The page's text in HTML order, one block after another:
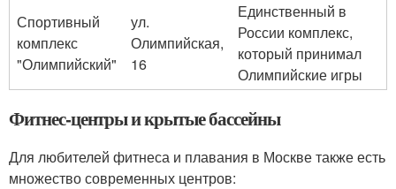
Спортивный
комплекс
"Олимпийский"
ул.
Олимпийская,
16
Единственный в
России комплекс,
который принимал
Олимпийские игры
Фитнес-центры и крытые бассейны
Для любителей фитнеса и плавания в Москве также есть
множество современных центров: